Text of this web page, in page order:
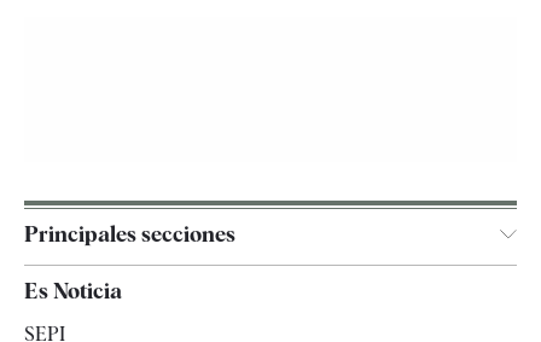
Principales secciones
España
Es Noticia
SEPI